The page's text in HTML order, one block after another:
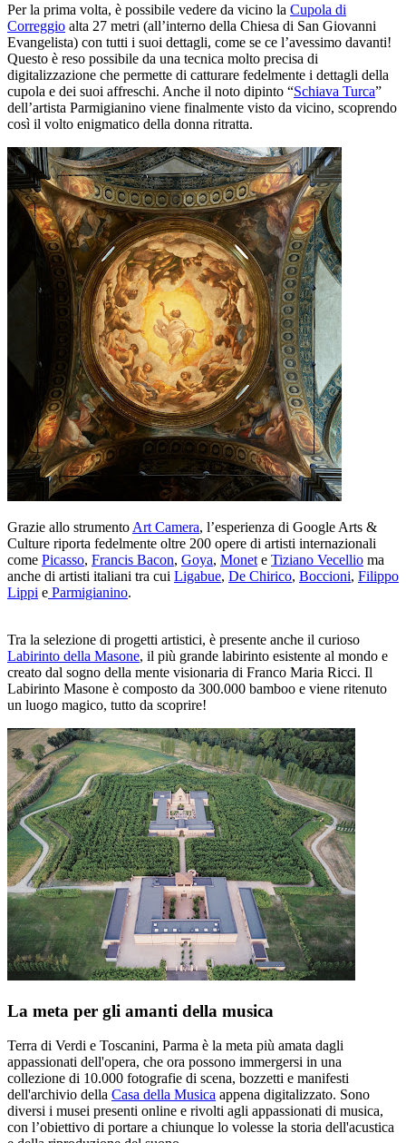
Per la prima volta, è possibile vedere da vicino la Cupola di
Correggio alta 27 metri (all’interno della Chiesa di San Giovanni
Evangelista) con tutti i suoi dettagli, come se ce l’avessimo davanti!
Questo è reso possibile da una tecnica molto precisa di
digitalizzazione che permette di catturare fedelmente i dettagli della
cupola e dei suoi affreschi. Anche il noto dipinto “Schiava Turca”
dell’artista Parmigianino viene finalmente visto da vicino, scoprendo
così il volto enigmatico della donna ritratta.
Grazie allo strumento Art Camera, l’esperienza di Google Arts &
Culture riporta fedelmente oltre 200 opere di artisti internazionali
come Picasso, Francis Bacon, Goya, Monet e Tiziano Vecellio ma
anche di artisti italiani tra cui Ligabue, De Chirico, Boccioni, Filippo
Lippi e Parmigianino.
Tra la selezione di progetti artistici, è presente anche il curioso
Labirinto della Masone, il più grande labirinto esistente al mondo e
creato dal sogno della mente visionaria di Franco Maria Ricci. Il
Labirinto Masone è composto da 300.000 bamboo e viene ritenuto
un luogo magico, tutto da scoprire!
La meta per gli amanti della musica
Terra di Verdi e Toscanini, Parma è la meta più amata dagli
appassionati dell'opera, che ora possono immergersi in una
collezione di 10.000 fotografie di scena, bozzetti e manifesti
dell'archivio della Casa della Musica appena digitalizzato. Sono
diversi i musei presenti online e rivolti agli appassionati di musica,
con l’obiettivo di portare a chiunque lo volesse la storia dell'acustica